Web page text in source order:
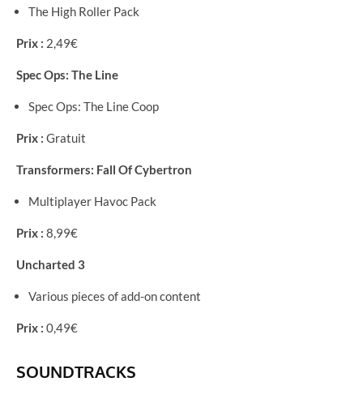
The High Roller Pack
Prix : 2,49€
Spec Ops: The Line
Spec Ops: The Line Coop
Prix : Gratuit
Transformers: Fall Of Cybertron
Multiplayer Havoc Pack
Prix : 8,99€
Uncharted 3
Various pieces of add-on content
Prix : 0,49€
SOUNDTRACKS